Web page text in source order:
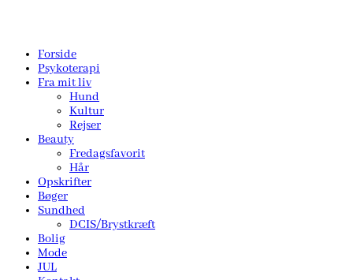
Forside
Psykoterapi
Fra mit liv
Hund
Kultur
Rejser
Beauty
Fredagsfavorit
Hår
Opskrifter
Bøger
Sundhed
DCIS/Brystkræft
Bolig
Mode
JUL